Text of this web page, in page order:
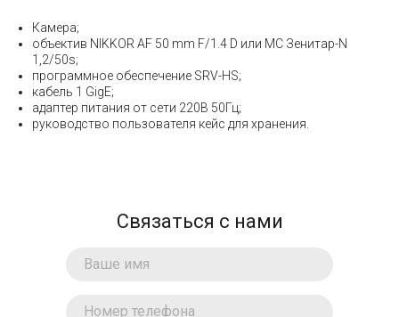
Камера;
объектив NIKKOR AF 50 mm F/1.4 D или МС Зенитар-N
1,2/50s;
программное обеспечение SRV-HS;
кабель 1 GigE;
адаптер питания от сети 220В 50Гц;
руководство пользователя кейс для хранения.
Связаться с нами